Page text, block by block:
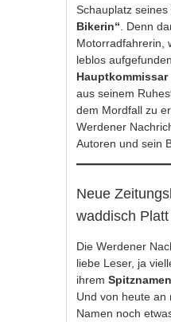
Schauplatz seines
Bikerin“ . Denn
Motorradfahrerin,
leblos
aus seinem
dem Mordfall zu
Werdener
Autoren und sein
Neue
waddisch Platt
Die Werdener
liebe Leser, ja
ihrem
Und von heute an
Namen noch